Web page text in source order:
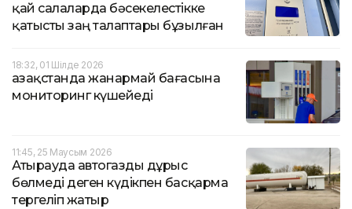
қай салаларда бәсекелестікке
қатысты заң талаптары бұзылған
18:32, 01 Шілде 2026
Қазақстанда жанармай бағасына
мониторинг күшейеді
11:45, 25 Маусым 2026
Атырауда автогазды дұрыс
бөлмеді деген күдікпен басқарма
тергеліп жатыр